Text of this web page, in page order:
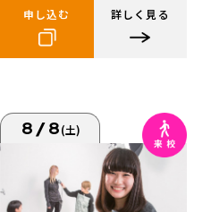
申し込む 詳しく見る
8/8(土)